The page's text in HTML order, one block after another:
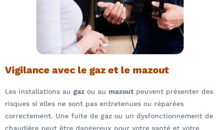
Vigilance avec le gaz et le mazout
Les installations au gaz ou au mazout peuvent présenter des
risques si elles ne sont pas entretenues ou réparées
correctement. Une fuite de gaz ou un dysfonctionnement de
chaudière peut être dangereux pour votre santé et votre